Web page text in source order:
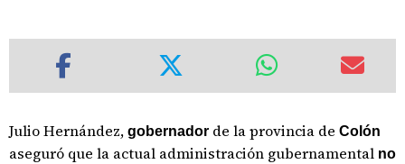
Julio Hernández, gobernador de la provincia de Colón
aseguró que la actual administración gubernamental no